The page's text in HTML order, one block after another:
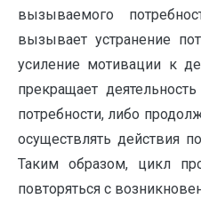
вызываемого
вызывает устранение
усиление мотивации к
прекращает
потребности, либо
осуществлять действия
Таким образом, цикл
повторяться с